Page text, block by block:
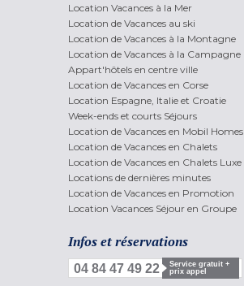
Location Vacances à la Mer
Location de Vacances au ski
Location de Vacances à la Montagne
Location de Vacances à la Campagne
Appart'hôtels en centre ville
Location de Vacances en Corse
Location Espagne, Italie et Croatie
Week-ends et courts Séjours
Location de Vacances en Mobil Homes
Location de Vacances en Chalets
Location de Vacances en Chalets Luxe
Locations de dernières minutes
Location de Vacances en Promotion
Location Vacances Séjour en Groupe
Infos et réservations
04 84 47 49 22
Service gratuit +
prix appel